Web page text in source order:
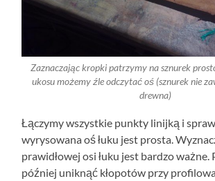
Zaznaczając kropki patrzymy na sznurek
ukosu możemy źle odczytać oś (sznurek nie
drewna)
Łączymy wszystkie punkty linijką i
wyrysowana oś łuku jest prosta.
prawidłowej osi łuku jest bardzo ważne.
później uniknąć kłopotów przy